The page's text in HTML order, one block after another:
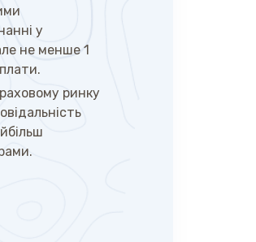
у
не менше 1
ринку